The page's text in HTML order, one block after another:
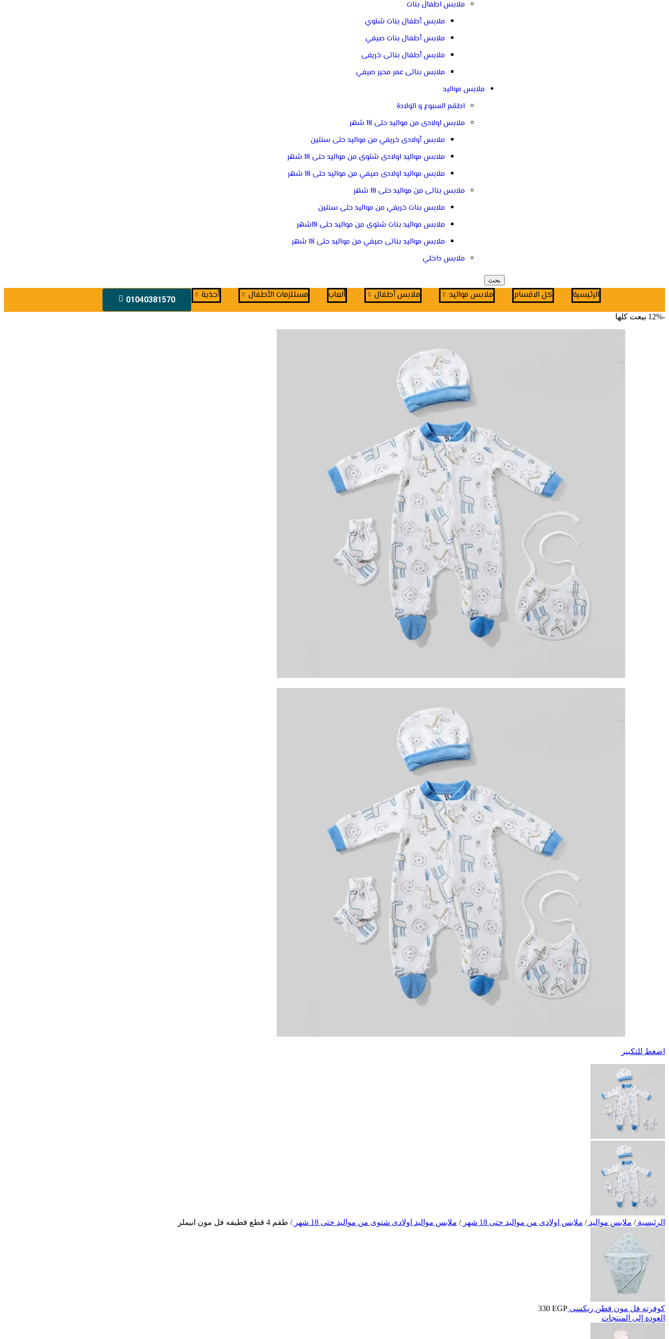
ملابس اطفال بنات
ملابس أطفال بنات شتوي
ملابس أطفال بنات صيفي
ملابس أطفال بناتى خريفى
ملابس بناتى عمر محير صيفي
ملابس مواليد
اطقم السبوع و الولادة
ملابس اولادى من مواليد حتى 18 شهر
ملابس أولادى خريفي من مواليد حتى سنتين
ملابس مواليد اولادى شتوى من مواليد حتى 18 شهر
ملابس مواليد اولادى صيفي من مواليد حتى 18 شهر
ملابس بناتى من مواليد حتى 18 شهر
ملابس بنات خريفي من مواليد حتى سنتين
ملابس مواليد بنات شتوى من مواليد حتى 18شهر
ملابس مواليد بناتى صيفي من مواليد حتى 18 شهر
ملابس داخلي
بحث
الرئيسية كل الاقسام ملابس مواليد ملابس أطفال اْلعاب مستلزمات الأطفال أحذية 01040381570
-12% بيعت كلها
اضغط للتكبير
الرئيسية/ ملابس مواليد/ ملابس اولادى من مواليد حتى 18 شهر / ملابس مواليد اولادى شتوى من مواليد حتى 18 شهر / طقم 4 قطع قطيفه فل مون انيملز
كوفرته فل مون قطن ريكسى 330 EGP
العودة إلى المنتجات